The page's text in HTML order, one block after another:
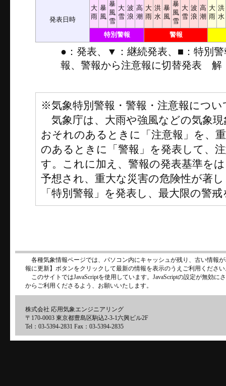
発表日時
大
雨
暴
風
暴
風
雪
大
雪
波
浪
高
潮
大
雨
洪
水
暴
風
暴
風
雪
大
雪
波
浪
高
潮
大
雨
洪
水
特別警報 警報
●：発表、▼：継続発表、■：特別
報、警報から注意報に切替発表 解
※気象特別警報・警報・注意報につい
気象庁は、大雨や強風などの気象
おそれのあるときに「注意報」を、
のあるときに「警報」を発表して、
す。これに加え、警報の発表基準を
予想され、重大な災害の危険性が著
「特別警報」を発表し、最大限の警
各種気象情報ページでは、パソコン内にキャッシュが残り、古い情報
報に更新】ボタンをクリックして最新の情報を表示のうえご利用くださ
このサイトではJavaScriptを使用しています。JavaScriptの設定が無効
からご利用くださるよう、お願いいたします。
株式会社 応用気象エンジニアリング
〒170-0003 東京都豊島区駒込2-3-1六興ビル2F
Tel：03-5394-2831 Fax：03-5394-2835